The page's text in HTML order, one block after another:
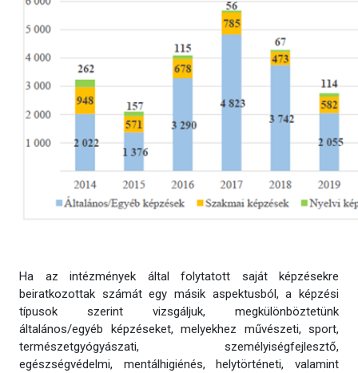
Ha az intézmények által folytatott saját képzésekre
beiratkozottak számát egy másik aspektusból, a képzési
típusok szerint vizsgáljuk, megkülönböztetünk
általános/egyéb képzéseket, melyekhez művészeti, sport,
természetgyógyászati, személyiségfejlesztő,
egészségvédelmi, mentálhigiénés, helytörténeti, valamint